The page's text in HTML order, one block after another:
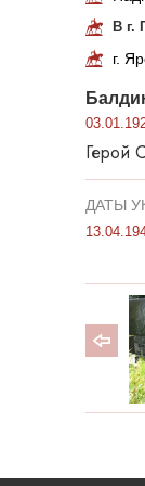
В г.
г.
Герой
ДАТЫ